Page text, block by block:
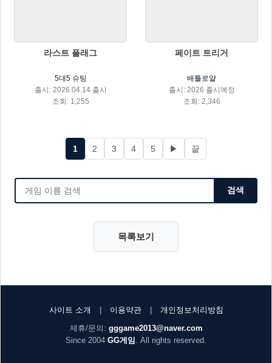
라스트 플래그
5대5 슈팅
출시: 2026.04.14 출시
조회: 1,255
페이트 트리거
배틀로얄
출시: 2026 출시예정
조회: 2,346
1 2 3 4 5 ▶ 끝
검색
목록보기
사이트 소개 이용약관
개인정보처리방침
제휴/문의: gggame2013@naver.com
Since 2004 GG게임 . All rights reserved.